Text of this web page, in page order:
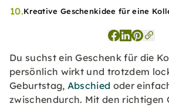
10.Kreative Geschenkidee für eine
Du suchst ein Geschenk für die
persönlich wirkt und trotzdem
Geburtstag, Abschied oder
zwischendurch. Mit den richtigen